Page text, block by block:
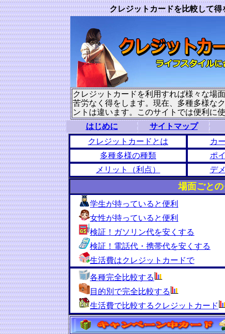
クレジットカードを比較して得
クレジットカードを利用すれば様々な場
苦労なく得をします。現在、多種多様な
ントは違います。このサイトでは便利に
はじめに
サイトマップ
クレジットカードとは
カ
多種多様の種類
ポ
メリット（利点）
デ
場面ごと
学生が持っていると便利
女性が持っていると便利
検証！ガソリン代を安くする
検証！電話代・携帯代を安くする
生活費はクレジットカードで
各種完全比較する
目的別で完全比較する
生活費で比較するクレジットカード